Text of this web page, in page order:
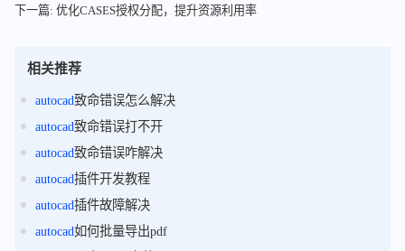
下一篇: 优化CASES授权分配，提升资源利用率
相关推荐
autocad致命错误怎么解决
autocad致命错误打不开
autocad致命错误咋解决
autocad插件开发教程
autocad插件故障解决
autocad如何批量导出pdf